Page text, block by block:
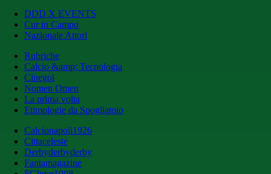
DDD X EVENTS
Cur in Campo
Nazionale Attori
Rubriche
Calcio &amp; Tecnologia
Cinegol
Nomen Omen
La prima volta
Etimologie da Spogliatoio
Calcionapoli1926
Cittaceleste
Derbyderbyderby
Fantamagazine